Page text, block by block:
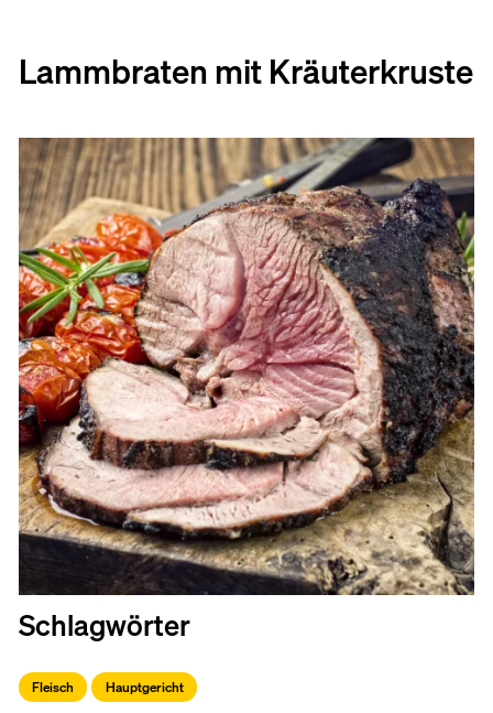
Lammbraten mit Kräuterkruste
Schlagwörter
Fleisch Hauptgericht